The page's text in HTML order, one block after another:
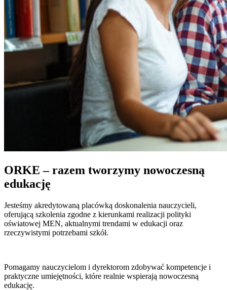
ORKE – razem tworzymy nowoczesną
edukację
Jesteśmy akredytowaną placówką doskonalenia nauczycieli,
oferującą szkolenia zgodne z kierunkami realizacji polityki
oświatowej MEN, aktualnymi trendami w edukacji oraz
rzeczywistymi potrzebami szkół.
Pomagamy nauczycielom i dyrektorom zdobywać kompetencje i
praktyczne umiejętności, które realnie wspierają nowoczesną
edukację.